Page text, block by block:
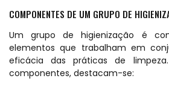
COMPONENTES DE UM GRUPO DE
Um grupo de higienização é
elementos que trabalham em
eficácia das práticas de
componentes, destacam-se: